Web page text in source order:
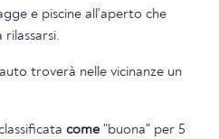
e piscine all'aperto che
troverà nelle vicinanze un
come "buona" per 5